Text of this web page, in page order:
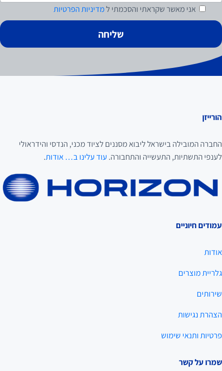
אני מאשרשקראתי והסכמתי למדיניות הפרטיות
הורייזן
החברה המובילה בישראל ליבוא מסננים לציוד מכני, הנדסי והידראולי
לענפי התשתיות, התעשייה והתחבורה. עוד עלינו ב… אודות.
עמודים חיוניים
אודות
גלריית מוצרים
שירותים
הצהרת נגישות
פרטיות ותנאי שימוש
שמרו על קשר